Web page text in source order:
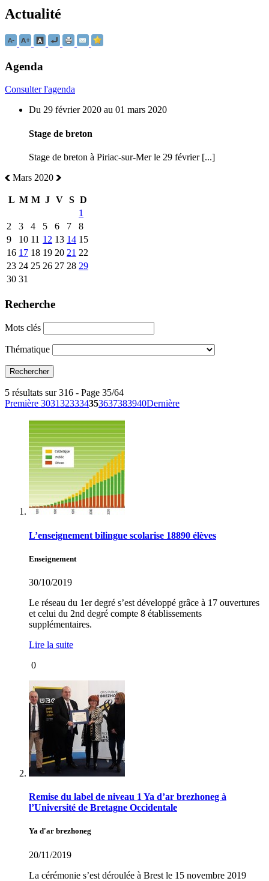
Actualité
Agenda
Consulter l'agenda
Du 29 février 2020 au 01 mars 2020
Stage de breton
Stage de breton à Piriac-sur-Mer le 29 février [...]
Mars 2020
L M M J V S D
1
2
3 4 5 6 7
8
9
10 11 12 13 14 15
16 17 18 19 20 21 22
23 24 25 26 27 28 29
30 31
Recherche
Mots clés
Thématique
5 résultats sur 316 - Page 35/64
Première 3031323334353637383940Dernière
L’enseignement bilingue scolarise 18890 élèves
Enseignement
30/10/2019
Le réseau du 1er degré s’est développé grâce à 17 ouvertures
et celui du 2nd degré compte 8 établissements
supplémentaires.
Lire la suite
0
Remise du label de niveau 1 Ya d’ar brezhoneg à
l’Université de Bretagne Occidentale
Ya d'ar brezhoneg
20/11/2019
La cérémonie s’est déroulée à Brest le 15 novembre 2019